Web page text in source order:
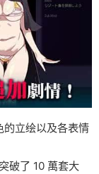
的立绘以及各表情
破了 10 萬套大